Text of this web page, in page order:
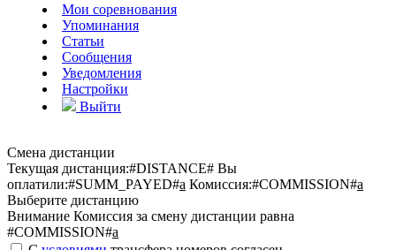
Мои соревнования
Упоминания
Статьи
Сообщения
Уведомления
Настройки
Выйти
Смена дистанции
Текущая дистанция:#DISTANCE# Вы
оплатили:#SUMM_PAYED#a Комиссия:#COMMISSION#a
Выберите дистанцию
Внимание Комиссия за смену дистанции равна
#COMMISSION#a